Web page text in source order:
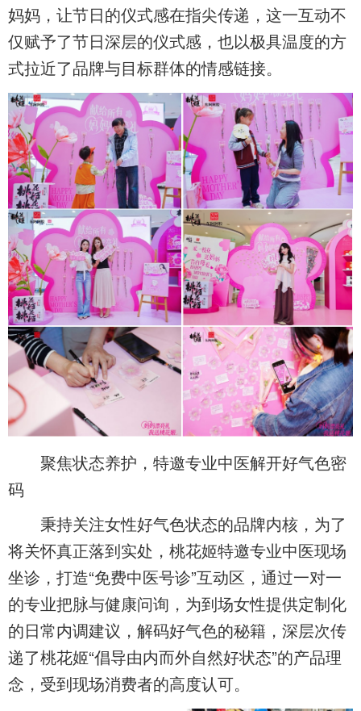
妈妈，让节日的仪式感在指尖传递，这一互动不
仅赋予了节日深层的仪式感，也以极具温度的方
式拉近了品牌与目标群体的情感链接。
聚焦状态养护，特邀专业中医解开好气色密
码
秉持关注女性好气色状态的品牌内核，为了
将关怀真正落到实处，桃花姬特邀专业中医现场
坐诊，打造“免费中医号诊”互动区，通过一对一
的专业把脉与健康问询，为到场女性提供定制化
的日常内调建议，解码好气色的秘籍，深层次传
递了桃花姬“倡导由内而外自然好状态”的产品理
念，受到现场消费者的高度认可。